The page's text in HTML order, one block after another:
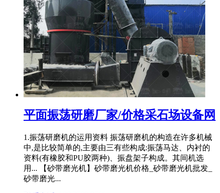
平面振荡研磨厂家/价格采石场设备网
1.振荡研磨机的运用资料 振荡研磨机的构造在许多机械
中,是比较简单的,主要由三有些构成:振荡马达、内衬的
资料(有橡胶和PU胶两种)、振盘架子构成。其间机选
用... 【砂带磨光机】砂带磨光机价格_砂带磨光机批发_
砂带磨光...